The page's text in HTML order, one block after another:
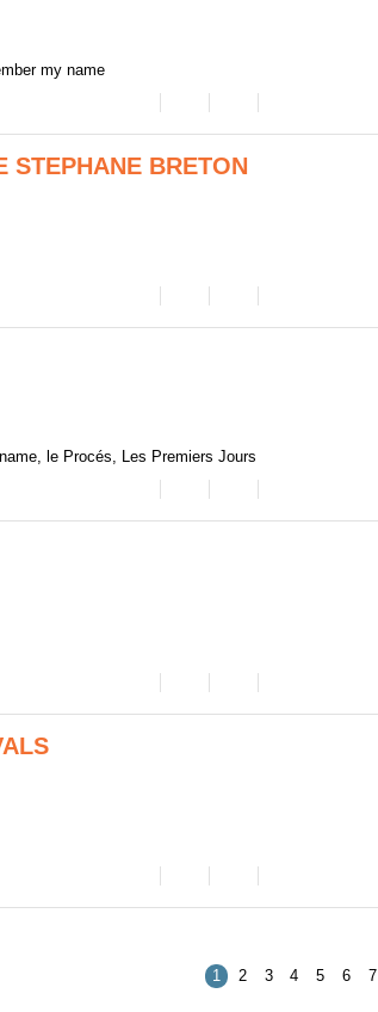
my name
STEPHANE BRETON
le Procés, Les Premiers Jours
1 2 3 4 5 6 7